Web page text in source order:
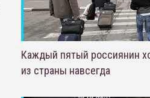
Каждый пятый россиянин
из страны навсегда